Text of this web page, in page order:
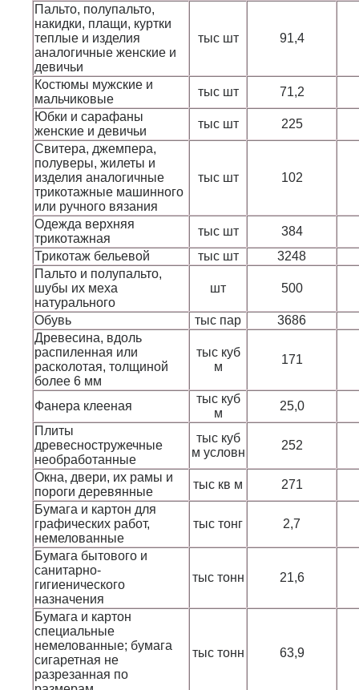
Пальто, полупальто,
накидки, плащи, куртки
теплые и изделия
аналогичные женские и
девичьи
тыс шт 91,4
Костюмы мужские и
мальчиковые
тыс шт
71,2
Юбки и сарафаны
женские и девичьи
тыс шт
225
Свитера, джемпера,
полуверы, жилеты и
изделия аналогичные
трикотажные машинного
или ручного вязания
тыс шт 102
Одежда верхняя
трикотажная
тыс шт
384
Трикотаж бельевой
тыс шт
3248
Пальто и полупальто,
шубы их меха
натурального
шт 500
Обувь тыс пар
3686
Древесина, вдоль
распиленная или
расколотая, толщиной
более 6 мм
тыс куб
м
171
Фанера клееная
тыс куб
м
25,0
Плиты
древесностружечные
необработанные
тыс куб
м условн
252
Окна, двери, их рамы и
пороги деревянные
тыс кв м
271
Бумага и картон для
графических работ,
немелованные
тыс тонг 2,7
Бумага бытового и
санитарно-
гигиенического
назначения
тыс тонн 21,6
Бумага и картон
специальные
немелованные; бумага
сигаретная не
разрезанная по
тыс тонн 63,9